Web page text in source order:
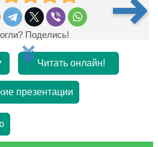
Поделись!
Читать онлайн!
презентации